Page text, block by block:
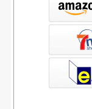
書店ウェブストア